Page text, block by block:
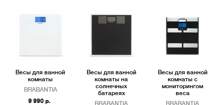
Весы для ванной
комнаты
BRABANTIA
9 990 р.
Весы для ванной
комнаты на
солнечных
батареях
Весы для ванной
комнаты с
мониторингом
веса